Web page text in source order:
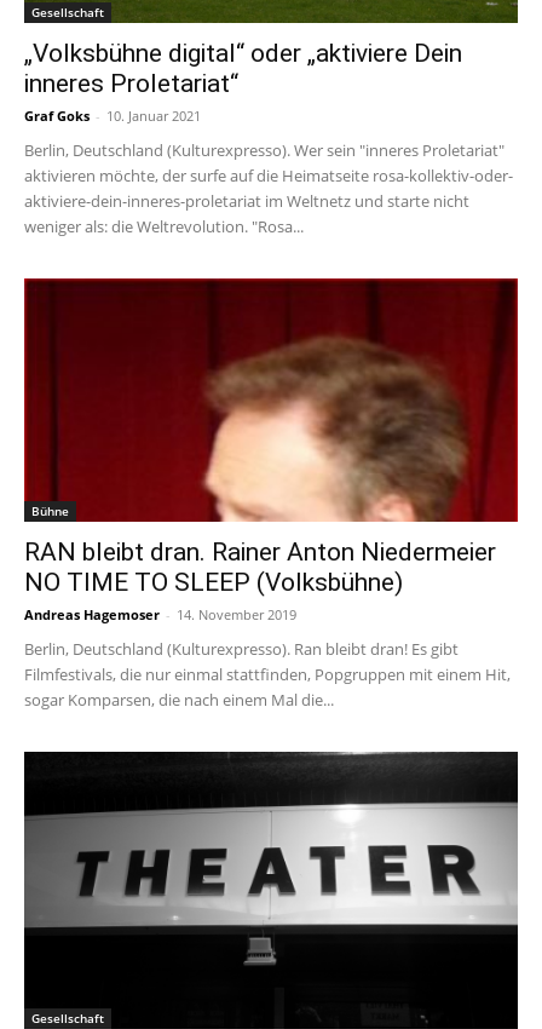
Gesellschaft
„Volksbühne digital“ oder „aktiviere Dein
inneres Proletariat“
Graf Goks - 10. Januar 2021
Berlin, Deutschland (Kulturexpresso). Wer sein "inneres Proletariat"
aktivieren möchte, der surfe auf die Heimatseite rosa-kollektiv-oder-
aktiviere-dein-inneres-proletariat im Weltnetz und starte nicht
weniger als: die Weltrevolution. "Rosa...
Bühne
RAN bleibt dran. Rainer Anton Niedermeier
NO TIME TO SLEEP (Volksbühne)
Andreas Hagemoser - 14. November 2019
Berlin, Deutschland (Kulturexpresso). Ran bleibt dran! Es gibt
Filmfestivals, die nur einmal stattfinden, Popgruppen mit einem Hit,
sogar Komparsen, die nach einem Mal die...
Gesellschaft